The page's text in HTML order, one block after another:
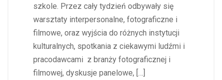
szkole. Przez cały tydzień odbywały się
warsztaty interpersonalne, fotograficzne i
filmowe, oraz wyjścia do różnych instytucji
kulturalnych, spotkania z ciekawymi ludźmi i
pracodawcami z branży fotograficznej i
filmowej, dyskusje panelowe, […]